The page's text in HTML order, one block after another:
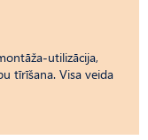
utilizācija,
tīrīšana. Visa veida